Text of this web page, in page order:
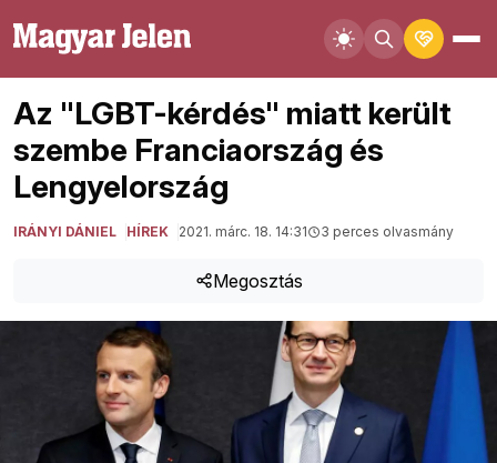
Az "LGBT-kérdés" miatt került
szembe Franciaország és
Lengyelország
IRÁNYI DÁNIEL HÍREK 2021. márc. 18. 14:31 3 perces olvasmány
Megosztás